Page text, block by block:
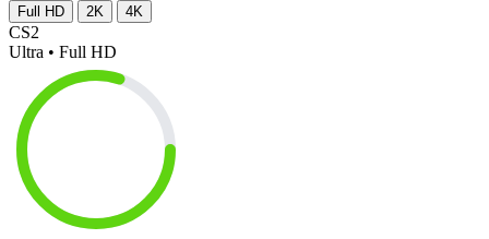
Full HD 2K 4K
CS2
Ultra • Full HD